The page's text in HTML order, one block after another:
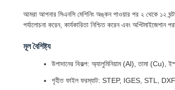
আমরা আপনার সিএনসি মেশিনিং অঙ্কন পাওয়ার পর ২ থেকে ১২
পর্যালোচনা করেন, কার্যকারিতা নিশ্চিত করেন এবং অপ্টিমাইজেশান
মূল বৈশিষ্ট্য
উপাদানের বিকল্প: অ্যালুমিনিয়াম (Al), তামা
গৃহীত ফাইল ফরম্যাট: STEP, IGES, STL,